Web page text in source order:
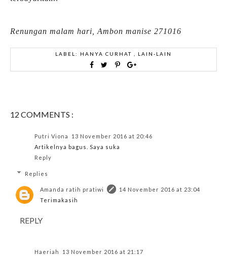
Renungan malam hari, Ambon manise 271016
LABEL: HANYA CURHAT LAIN-LAIN
12 COMMENTS :
Putri Viona
13 November 2016 at 20:46
Artikelnya bagus. Saya suka
Reply
Replies
Amanda ratih pratiwi
14 November 2016 at 23:04
Terimakasih
REPLY
Haeriah
13 November 2016 at 21:17